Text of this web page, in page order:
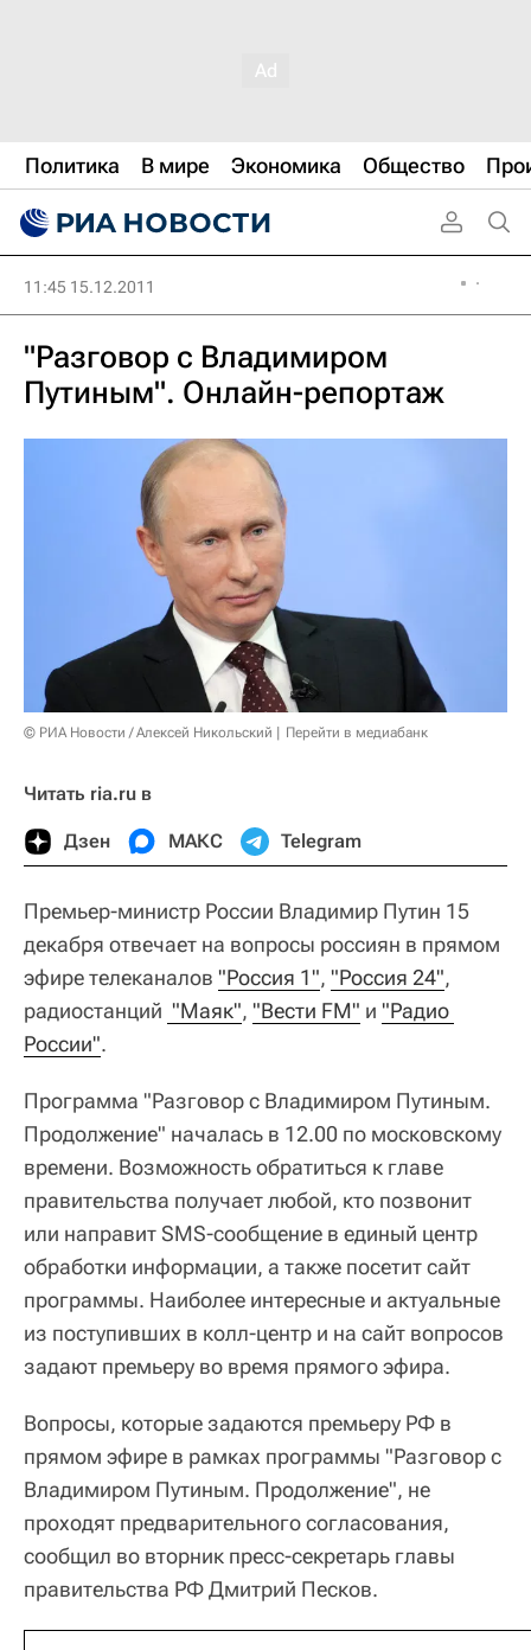
Политика В мире Экономика Общество
11:45 15.12.2011
"Разговор с Владимиром
Путиным". Онлайн-репортаж
© РИА Новости / Алексей Никольский Перейти в медиабанк
Читать ria.ru в
Дзен МАКС Telegram
Премьер-министр России Владимир Путин 15
декабря отвечает на вопросы россиян в прямом
эфире телеканалов "Россия 1", "Россия 24",
радиостанций "Маяк", "Вести FM" и "Радио
России".
Программа "Разговор с Владимиром Путиным.
Продолжение" началась в 12.00 по московскому
времени. Возможность обратиться к главе
правительства получает любой, кто позвонит
или направит SMS-сообщение в единый центр
обработки информации, а также посетит сайт
программы. Наиболее интересные и актуальные
из поступивших в колл-центр и на сайт вопросов
задают премьеру во время прямого эфира.
Вопросы, которые задаются премьеру РФ в
прямом эфире в рамках программы "Разговор с
Владимиром Путиным. Продолжение", не
проходят предварительного согласования,
сообщил во вторник пресс-секретарь главы
правительства РФ Дмитрий Песков.